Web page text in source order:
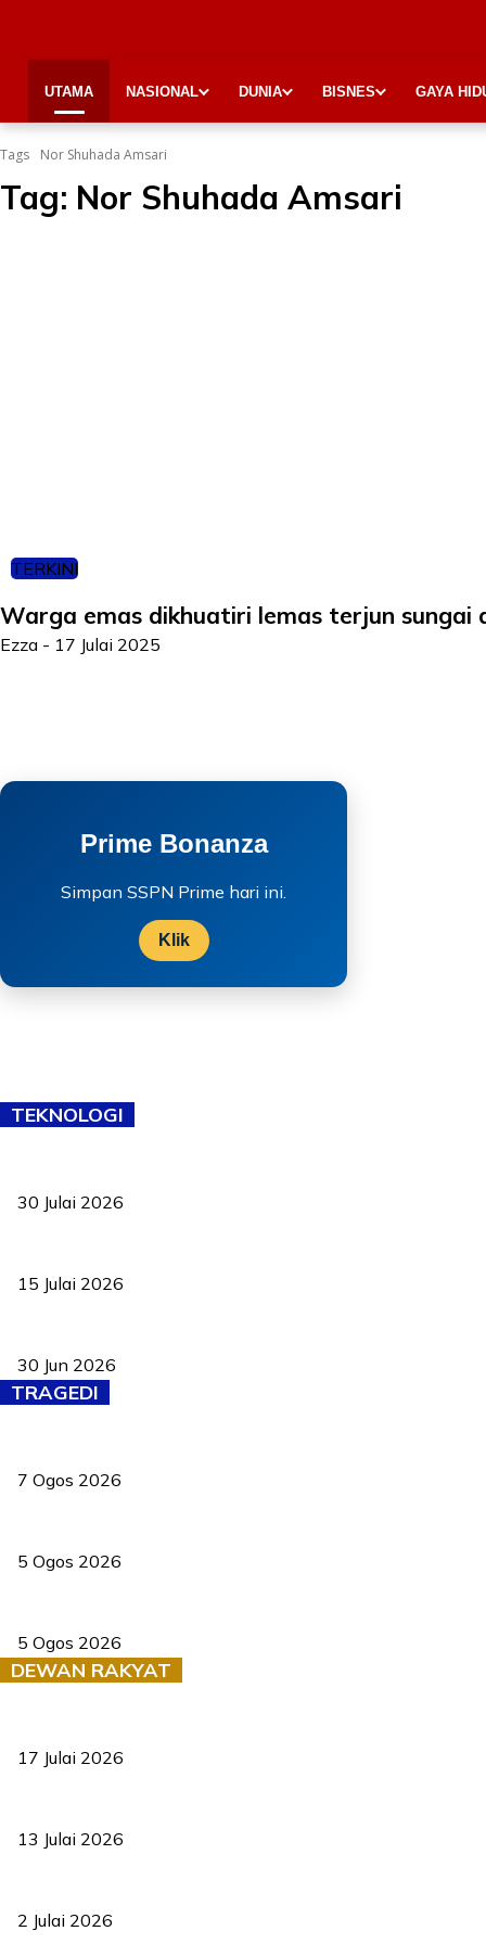
UTAMA NASIONAL DUNIA BISNES GAYA
Tags Nor Shuhada Amsari
Tag: Nor Shuhada Amsari
TERKINI
Warga emas dikhuatiri lemas terjun sungai
Ezza - 17 Julai 2025
Prime Bonanza
Simpan SSPN Prime hari ini.
Klik
TEKNOLOGI
30 Julai 2026
15 Julai 2026
30 Jun 2026
TRAGEDI
7 Ogos 2026
5 Ogos 2026
5 Ogos 2026
DEWAN RAKYAT
17 Julai 2026
13 Julai 2026
2 Julai 2026